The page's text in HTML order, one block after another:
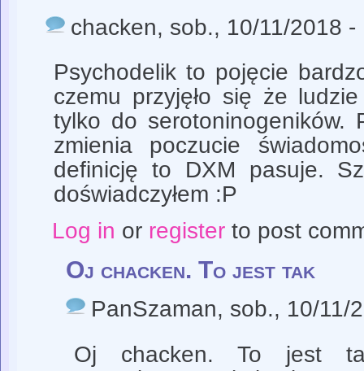
chacken, sob., 10/11/2018 -
Psychodelik to pojęcie
czemu przyjęło się że
tylko do serotoninogeników.
zmienia poczucie
definicję to DXM pasuje.
doświadczyłem :P
Log in or registerto post
Oj chacken. To jest tak
PanSzaman, sob., 10/11/
Oj chacken. To jest